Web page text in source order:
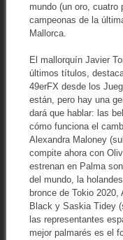
mundo (un oro,
campeonas de la
Mallorca.
El mallorquín Javier
últimos títulos,
49erFX desde los
están, pero hay una
dará que hablar: las
cómo funciona el
Alexandra Maloney
compite ahora con
estrenan en Palma
del mundo, la
bronce de Tokio
Black y Saskia Tidey
las representantes
mejor palmarés es el